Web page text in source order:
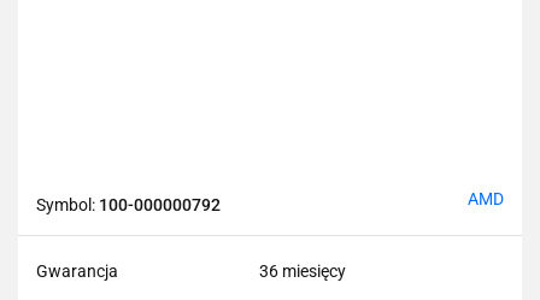
Symbol: 100-000000792 AMD
Gwarancja 36 miesięcy